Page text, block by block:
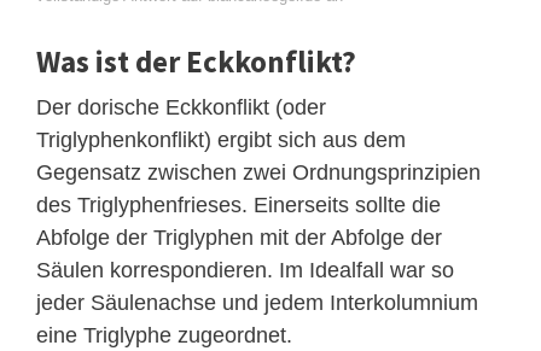
Was ist der Eckkonflikt?
Der dorische Eckkonflikt (oder
Triglyphenkonflikt) ergibt sich aus dem
Gegensatz zwischen zwei Ordnungsprinzipien
des Triglyphenfrieses. Einerseits sollte die
Abfolge der Triglyphen mit der Abfolge der
Säulen korrespondieren. Im Idealfall war so
jeder Säulenachse und jedem Interkolumnium
eine Triglyphe zugeordnet.